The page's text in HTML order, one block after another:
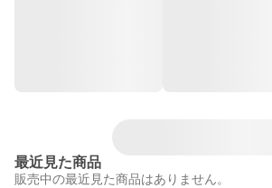
最近見た商品
販売中の最近見た商品はありません。